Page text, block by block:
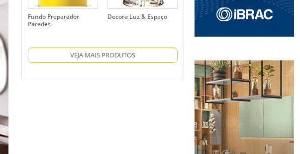
Fundo Preparador
Paredes
Decora Luz & Espaço
VEJA MAIS PRODUTOS